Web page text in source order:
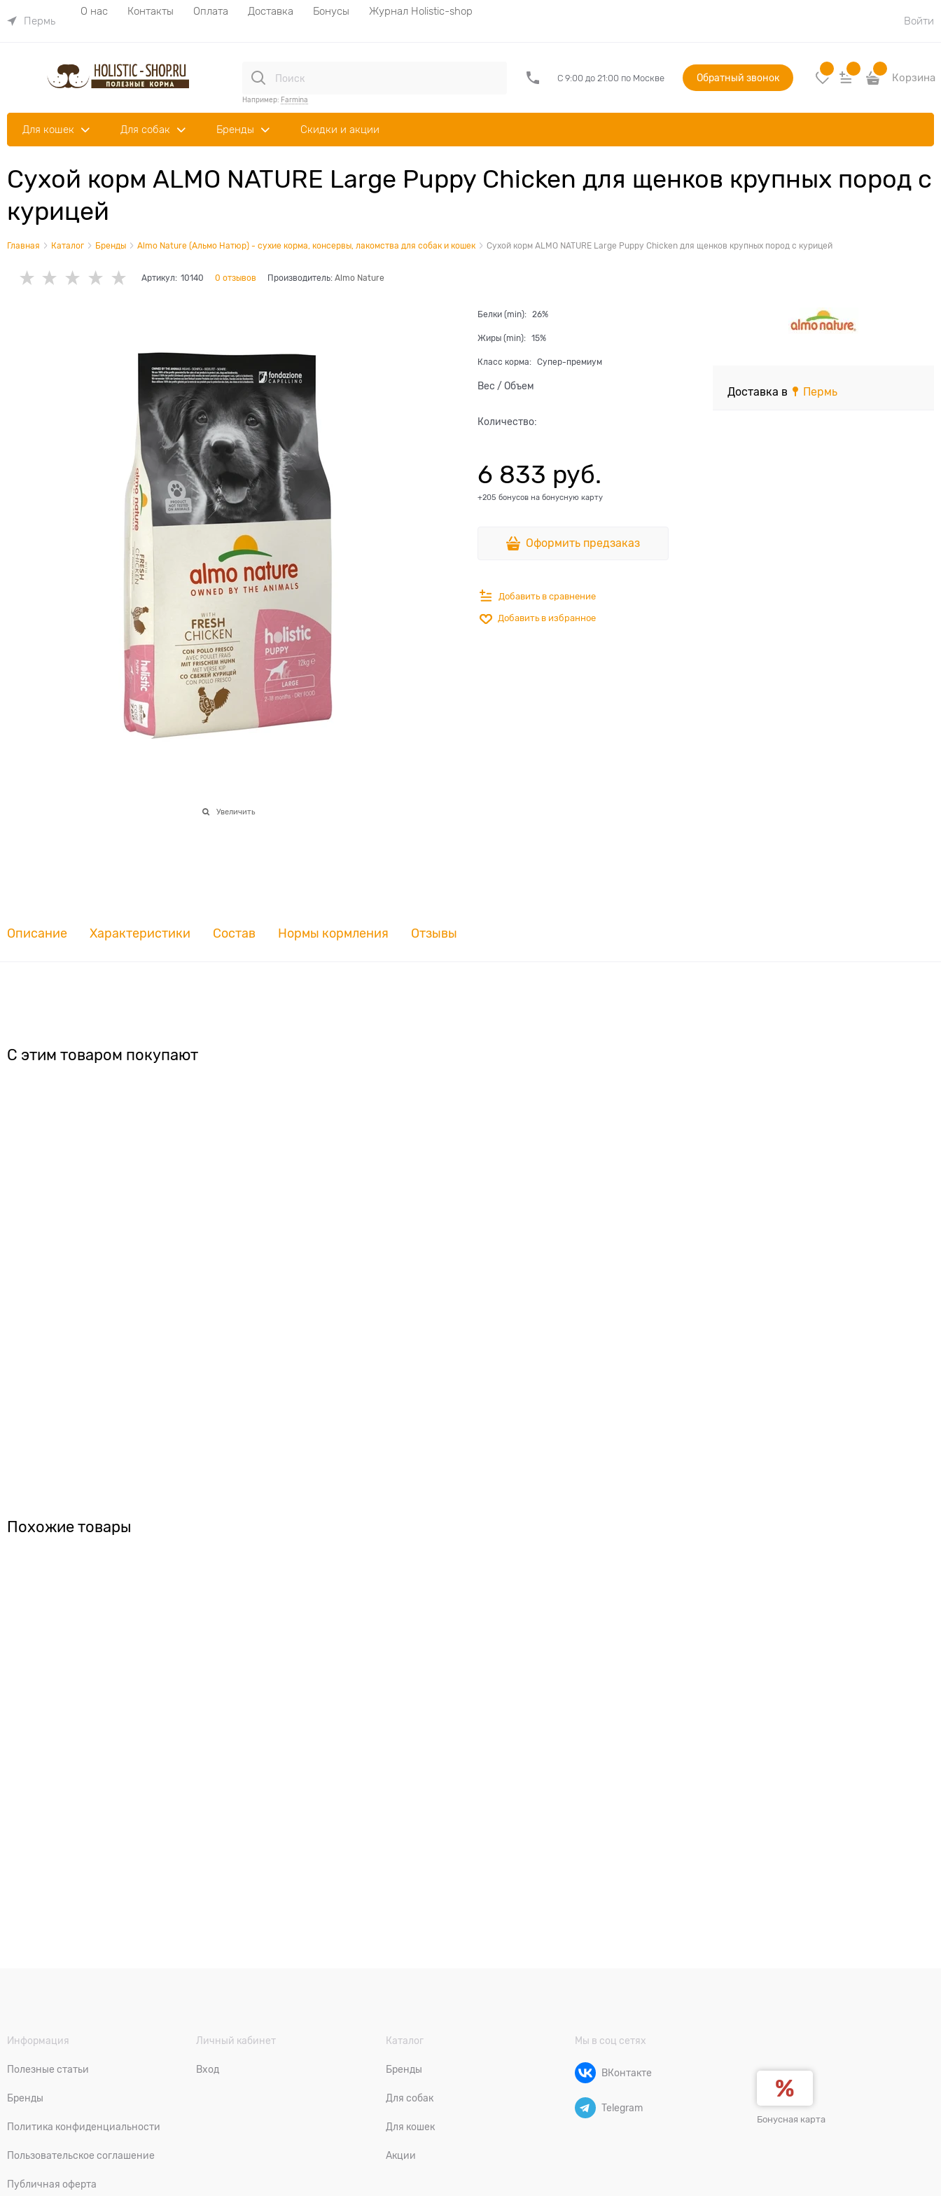
Пермь
О нас Контакты Оплата Доставка Бонусы
Журнал Holistic-shop
Войти
Например: Farmina
С 9:00 до 21:00 по Москве Обратный звонок Корзина
Для кошек Для собак Бренды Скидки и акции
Сухой корм ALMO NATURE Large Puppy Chicken для щенков крупных пород с
курицей
Главная Каталог Бренды Almo Nature (Альмо Натюр) - сухие корма, консервы, лакомства для собак и кошек Сухой корм ALMO NATURE Large Puppy Chicken для щенков крупных пород с курицей
Артикул: 10140 0 отзывов Производитель: Almo Nature
Увеличить
Белки (min): 26%
Жиры (min): 15%
Класс корма: Супер-премиум
Вес / Объем
Количество:
6 833 руб.
+205 бонусов на бонусную карту
Оформить предзаказ
Добавить в сравнение
Добавить в избранное
Доставка в Пермь
Описание Характеристики Состав Нормы кормления Отзывы
С этим товаром покупают
Похожие товары
Информация
Полезные статьи
Бренды
Политика конфиденциальности
Пользовательское соглашение
Публичная оферта
Личный кабинет
Вход
Каталог
Бренды
Для собак
Для кошек
Акции
Мы в соц сетях
ВКонтакте
Telegram
Бонусная карта